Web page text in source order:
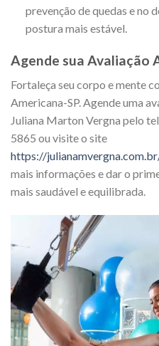
prevenção de quedas e no
postura mais estável.
Agende sua Avaliação
Fortaleça seu corpo e mente
Americana-SP. Agende uma
Juliana Marton Vergna pelo
5865 ou visite o site
https://
mais informações e dar o
mais saudável e equilibrada.